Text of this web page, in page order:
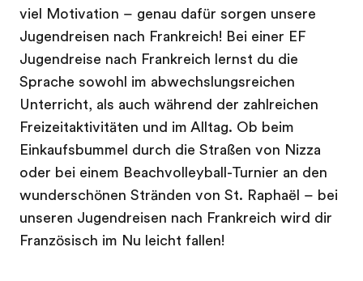
viel Motivation – genau dafür sorgen unsere
Jugendreisen nach Frankreich! Bei einer EF
Jugendreise nach Frankreich lernst du die
Sprache sowohl im abwechslungsreichen
Unterricht, als auch während der zahlreichen
Freizeitaktivitäten und im Alltag. Ob beim
Einkaufsbummel durch die Straßen von Nizza
oder bei einem Beachvolleyball-Turnier an den
wunderschönen Stränden von St. Raphaël – bei
unseren Jugendreisen nach Frankreich wird dir
Französisch im Nu leicht fallen!